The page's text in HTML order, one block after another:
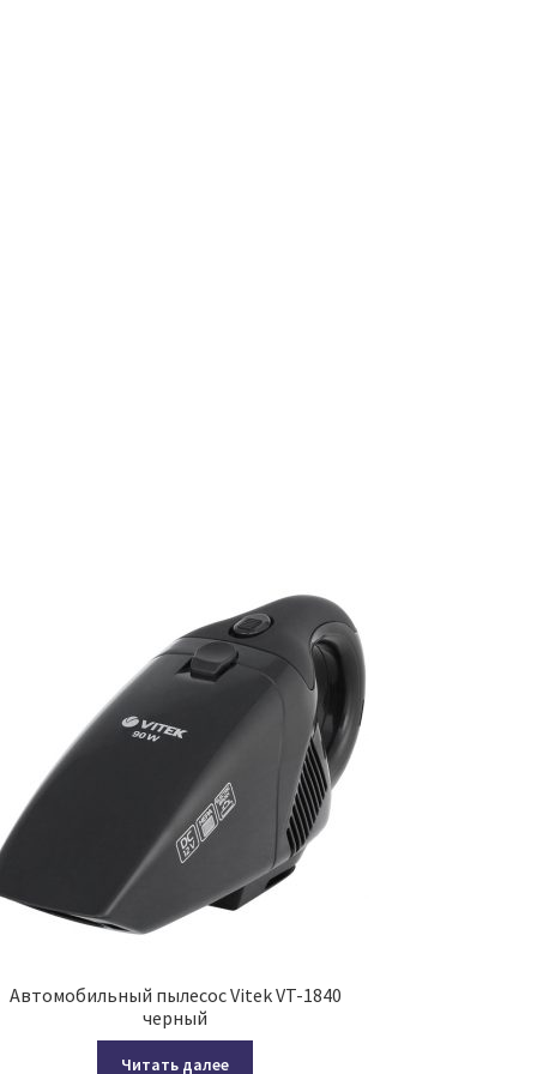
Автомобильный пылесос Vitek VT-1840
черный
Читать далее